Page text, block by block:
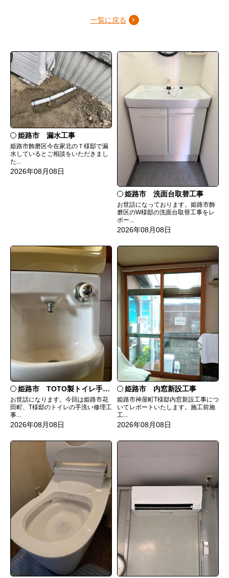
一覧に戻る
姫路市 漏水工事
姫路市飾磨区今在家北のＴ様邸で漏
水しているとご相談をいただきまし
た...
2026年08月08日
姫路市 洗面台取替工事
お世話になっております。姫路市飾
磨区のW様邸の洗面台取替工事をレ
ポー...
2026年08月08日
姫路市 TOTO製トイレ手洗いの水漏れ修理
お世話になります。今回は姫路市花
田町、T様邸のトイレの手洗い修理工
事...
2026年08月08日
姫路市 内窓新設工事
姫路市神屋町T様邸内窓新設工事につ
いてレポートいたします。施工前施
工...
2026年08月08日